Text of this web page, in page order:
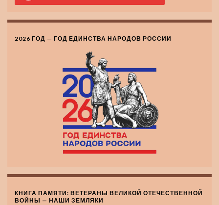
2026 ГОД — ГОД ЕДИНСТВА НАРОДОВ РОССИИ
КНИГА ПАМЯТИ: ВЕТЕРАНЫ ВЕЛИКОЙ ОТЕЧЕСТВЕННОЙ
ВОЙНЫ — НАШИ ЗЕМЛЯКИ